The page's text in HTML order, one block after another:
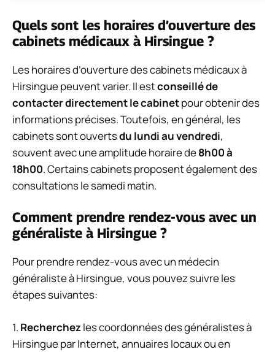
Quels sont les horaires d’ouverture des
cabinets médicaux à Hirsingue ?
Les horaires d’ouverture des cabinets médicaux à
Hirsingue peuvent varier. Il estconseillé de
contacter directement le cabinetpour obtenir des
informations précises. Toutefois, en général, les
cabinets sont ouvertsdu lundi au vendredi,
souvent avec une amplitude horaire de8h00 à
18h00. Certains cabinets proposent également des
consultations le samedi matin.
Comment prendre rendez-vous avec un
généraliste à Hirsingue ?
Pour prendre rendez-vous avec un médecin
généraliste à Hirsingue, vous pouvez suivre les
étapes suivantes:
1. Recherchezles coordonnées des généralistes à
Hirsingue par Internet, annuaires locaux ou en